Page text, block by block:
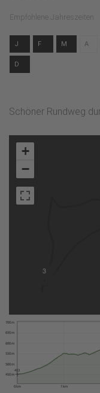
Empfohlene Jahreszeiten
J F M A
D
Schöner Rundweg
3
+
−
0 km 1 km
450 m
500 m
550 m
600 m
650 m
700 m
453